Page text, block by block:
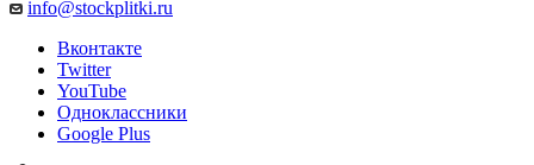
info@stockplitki.ru
Вконтакте
Twitter
YouTube
Одноклассники
Google Plus